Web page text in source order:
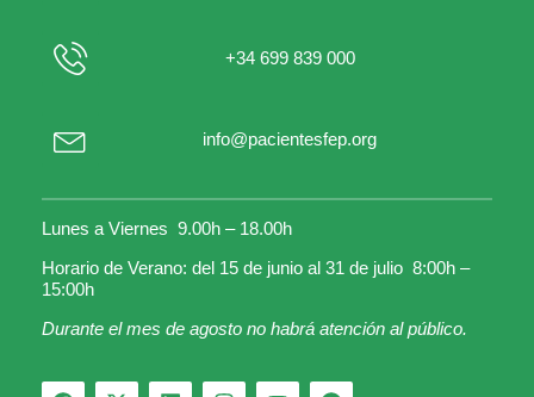
+34 699 839 000
info@pacientesfep.org
Lunes a Viernes 9.00h – 18.00h
Horario de Verano: del 15 de junio al 31 de julio 8:00h –
15:00h
Durante el mes de agosto no habrá atención al público.